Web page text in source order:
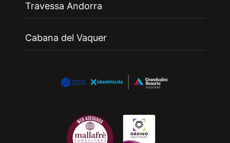
Travessa Andorra
Cabana del Vaquer